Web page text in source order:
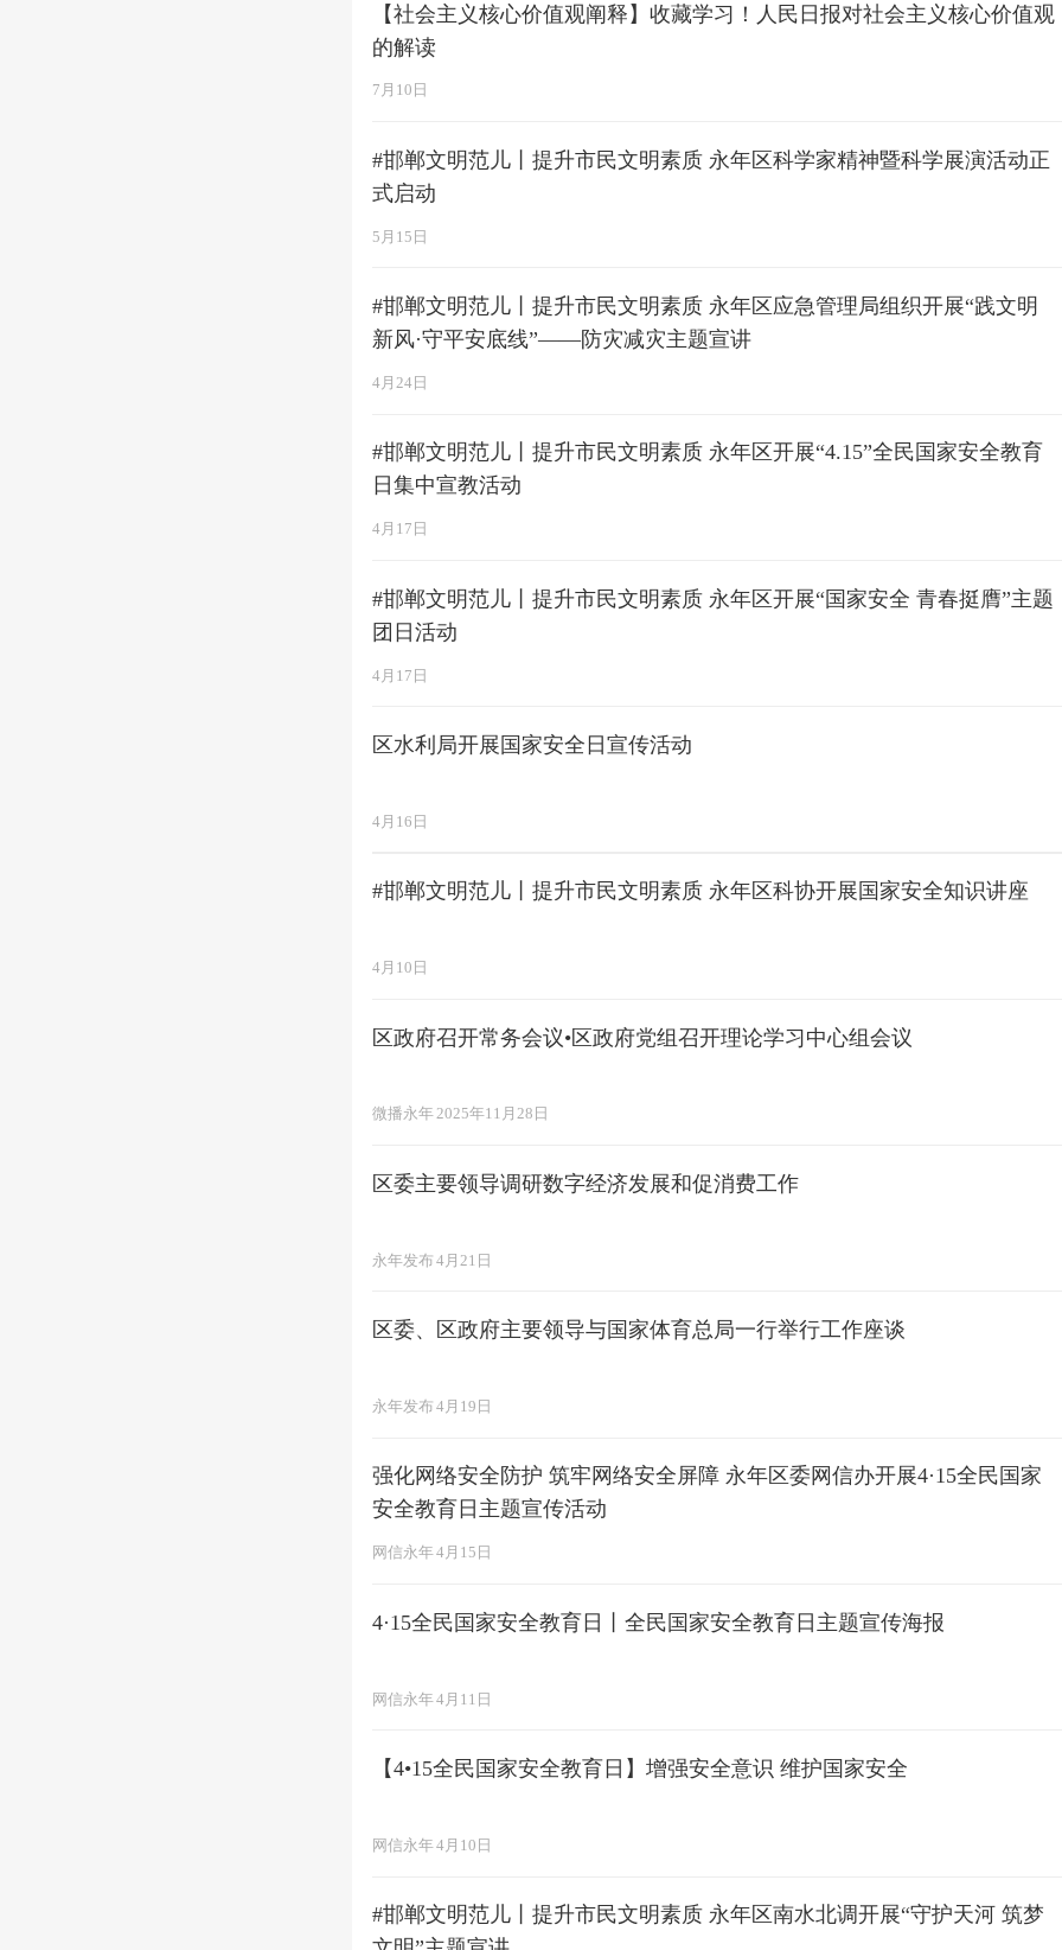
【社会主义核心价值观阐释】收藏学习！人民日报对社会主义核心价值观
的解读
7月10日
#邯郸文明范儿丨提升市民文明素质 永年区科学家精神暨科学展演活动正
式启动
5月15日
#邯郸文明范儿丨提升市民文明素质 永年区应急管理局组织开展“践文明
新风·守平安底线”——防灾减灾主题宣讲
4月24日
#邯郸文明范儿丨提升市民文明素质 永年区开展“4.15”全民国家安全教育
日集中宣教活动
4月17日
#邯郸文明范儿丨提升市民文明素质 永年区开展“国家安全 青春挺膺”主题
团日活动
4月17日
区水利局开展国家安全日宣传活动
4月16日
#邯郸文明范儿丨提升市民文明素质 永年区科协开展国家安全知识讲座
4月10日
区政府召开常务会议•区政府党组召开理论学习中心组会议
微播永年2025年11月28日
区委主要领导调研数字经济发展和促消费工作
永年发布 4月21日
区委、区政府主要领导与国家体育总局一行举行工作座谈
永年发布 4月19日
强化网络安全防护 筑牢网络安全屏障 永年区委网信办开展4·15全民国家
安全教育日主题宣传活动
网信永年4月15日
4·15全民国家安全教育日丨全民国家安全教育日主题宣传海报
网信永年4月11日
【4•15全民国家安全教育日】增强安全意识 维护国家安全
网信永年4月10日
#邯郸文明范儿丨提升市民文明素质 永年区南水北调开展“守护天河 筑梦